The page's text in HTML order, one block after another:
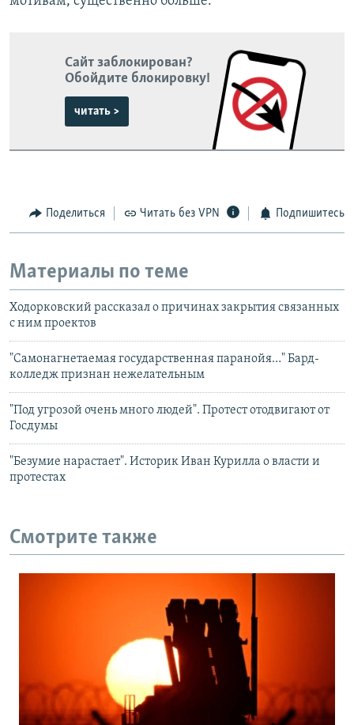
Сайт заблокирован?
Обойдите блокировку!
читать >
Поделиться Читать без VPN Подпишитесь
Материалы по теме
Ходорковский рассказал о причинах закрытия связанных
с ним проектов
"Самонагнетаемая государственная паранойя…" Бард-
колледж признан нежелательным
"Под угрозой очень много людей". Протест отодвигают от
Госдумы
"Безумие нарастает". Историк Иван Курилла о власти и
протестах
Смотрите также